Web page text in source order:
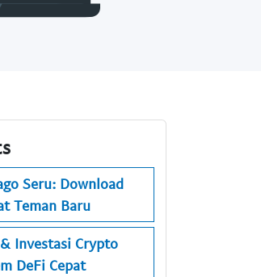
Seru: Download
Teman Baru
Investasi Crypto
DeFi Cepat